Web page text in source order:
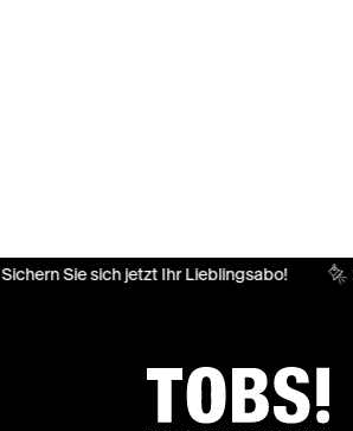
Sie sich jetzt Ihr Lieblingsabo!